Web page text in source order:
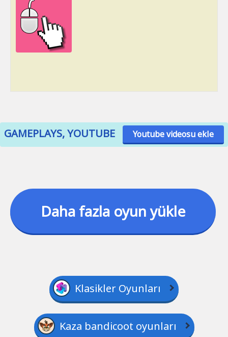
GAMEPLAYS, YOUTUBE Youtube videosu ekle
Daha fazla oyun yükle
Klasikler Oyunları
Kaza bandicoot oyunları